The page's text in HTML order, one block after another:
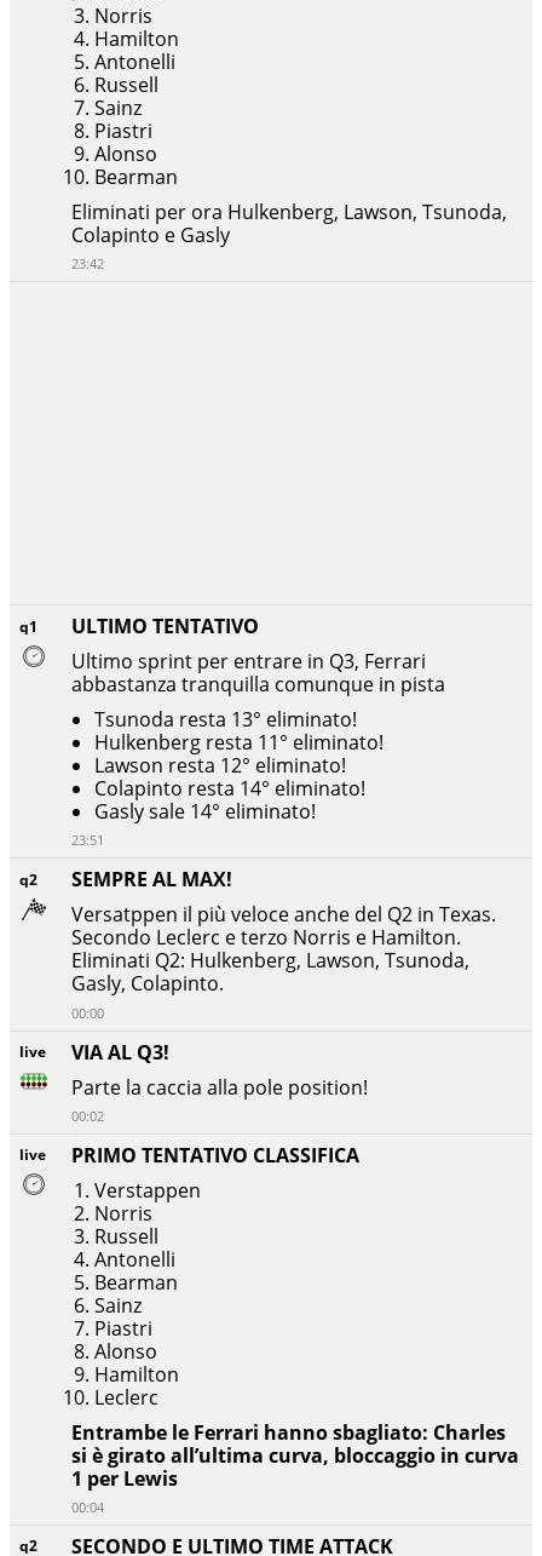
q2 SECONDO E ULTIMO TIME ATTACK
live
PRIMO TENTATIVO CLASSIFICA
Verstappen
Norris
Russell
Antonelli
Bearman
Sainz
Piastri
Alonso
Hamilton
Leclerc
Entrambe le Ferrari hanno sbagliato: Charles
si è girato all’ultima curva, bloccaggio in curva
1 per Lewis
00:04
live
VIA AL Q3!
Parte la caccia alla pole position!
00:02
q2
SEMPRE AL MAX!
Versatppen il più veloce anche del Q2 in Texas.
Secondo Leclerc e terzo Norris e Hamilton.
Eliminati Q2: Hulkenberg, Lawson, Tsunoda,
Gasly, Colapinto.
00:00
q1
ULTIMO TENTATIVO
Ultimo sprint per entrare in Q3, Ferrari
abbastanza tranquilla comunque in pista
Tsunoda resta 13° eliminato!
Hulkenberg resta 11° eliminato!
Lawson resta 12° eliminato!
Colapinto resta 14° eliminato!
Gasly sale 14° eliminato!
23:51
Norris
Hamilton
Antonelli
Russell
Sainz
Piastri
Alonso
Bearman
Eliminati per ora Hulkenberg, Lawson, Tsunoda,
Colapinto e Gasly
23:42